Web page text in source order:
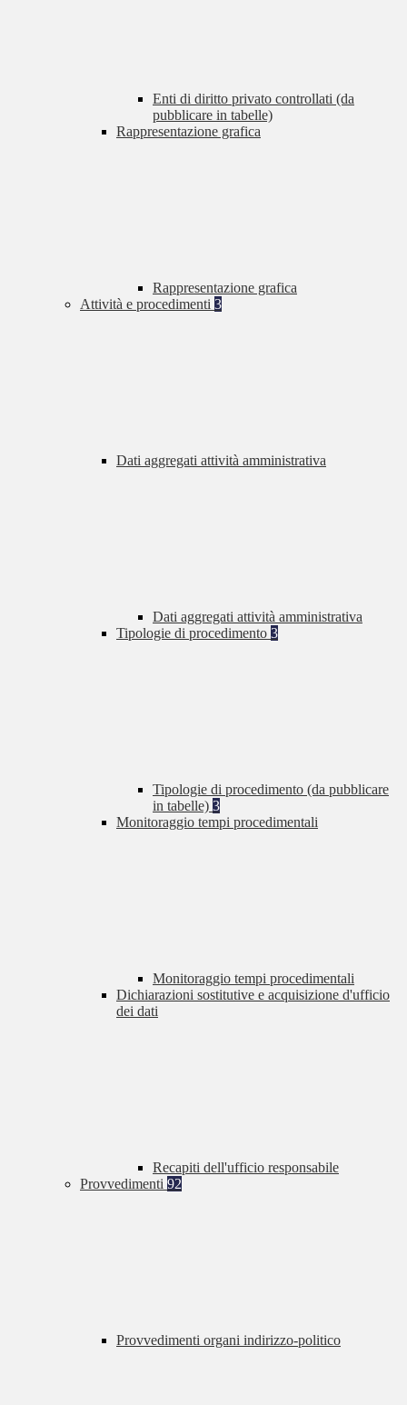
Enti di diritto privato controllati (da
pubblicare in tabelle)
Rappresentazione grafica
Rappresentazione grafica
Attività e procedimenti 3
Dati aggregati attività amministrativa
Dati aggregati attività amministrativa
Tipologie di procedimento 3
Tipologie di procedimento (da pubblicare
in tabelle) 3
Monitoraggio tempi procedimentali
Monitoraggio tempi procedimentali
Dichiarazioni sostitutive e acquisizione d'ufficio
dei dati
Recapiti dell'ufficio responsabile
Provvedimenti 92
Provvedimenti organi indirizzo-politico